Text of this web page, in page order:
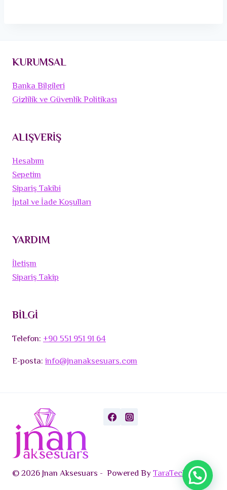
KURUMSAL
Banka Bilgileri
Gizlilik ve Güvenlik Politikası
ALIŞVERİŞ
Hesabım
Sepetim
Sipariş Takibi
İptal ve İade Koşulları
YARDIM
İletişm
Sipariş Takip
BİLGİ
Telefon:+90 551 951 91 64
E-posta:info@jnanaksesuars.com
© 2026 Jnan Aksesuars - Powered ByTaraTech